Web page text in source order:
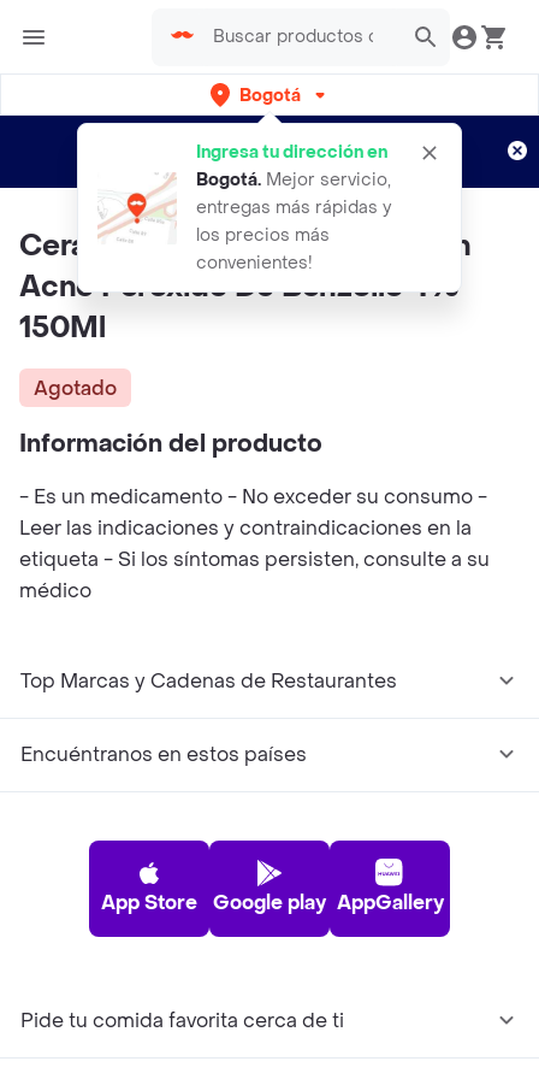
Bogotá
Ingresa tu dirección en
Bogotá. Mejor servicio,
entregas más rápidas y
los precios más
convenientes!
envíos gratis por semanas
Aplican TyC
CeraVe Limpiador Para Piel Con
Acne Peroxido De Benzoilo 4%
150Ml
Agotado
Información del producto
- Es un medicamento - No exceder su consumo -
Leer las indicaciones y contraindicaciones en la
etiqueta - Si los síntomas persisten, consulte a su
médico
Top Marcas y Cadenas de Restaurantes
Encuéntranos en estos países
App Store Google play AppGallery
Pide tu comida favorita cerca de ti